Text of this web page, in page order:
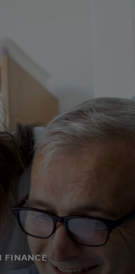
FINANCE